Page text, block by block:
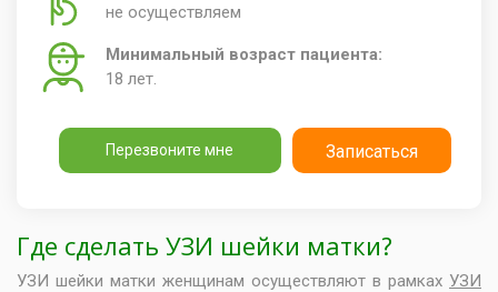
не осуществляем
Минимальный возраст пациента:
18 лет.
Перезвоните мне Записаться
Где сделать УЗИ шейки матки?
УЗИ шейки матки женщинам осуществляют в рамках УЗИ